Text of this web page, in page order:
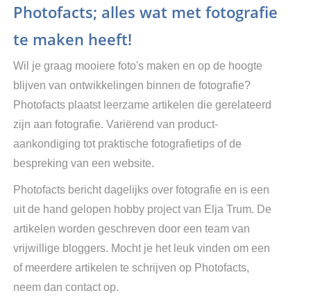
Photofacts; alles wat met fotografie
te maken heeft!
Wil je graag mooiere foto's maken en op de hoogte
blijven van ontwikkelingen binnen de fotografie?
Photofacts plaatst leerzame artikelen die gerelateerd
zijn aan fotografie. Variërend van product-
aankondiging tot praktische fotografietips of de
bespreking van een website.
Photofacts bericht dagelijks over fotografie en is een
uit de hand gelopen hobby project van Elja Trum. De
artikelen worden geschreven door een team van
vrijwillige bloggers. Mocht je het leuk vinden om een
of meerdere artikelen te schrijven op Photofacts,
neem dan contact op.